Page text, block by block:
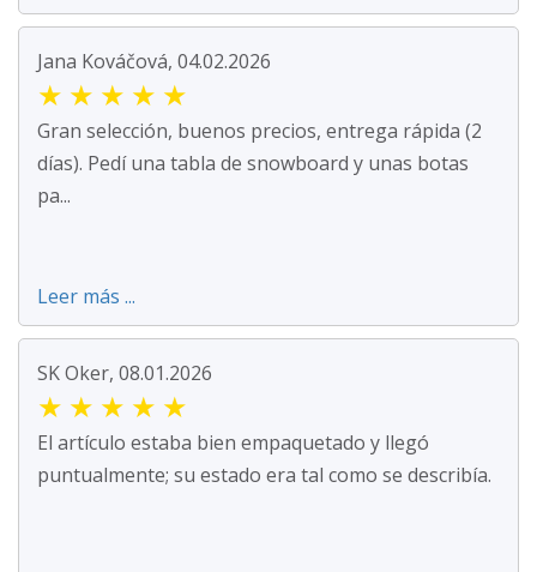
Jana Kováčová, 04.02.2026
★ ★ ★ ★ ★
Gran selección, buenos precios, entrega rápida (2
días). Pedí una tabla de snowboard y unas botas
pa...
Leer más ...
SK Oker, 08.01.2026
★ ★ ★ ★ ★
El artículo estaba bien empaquetado y llegó
puntualmente; su estado era tal como se describía.